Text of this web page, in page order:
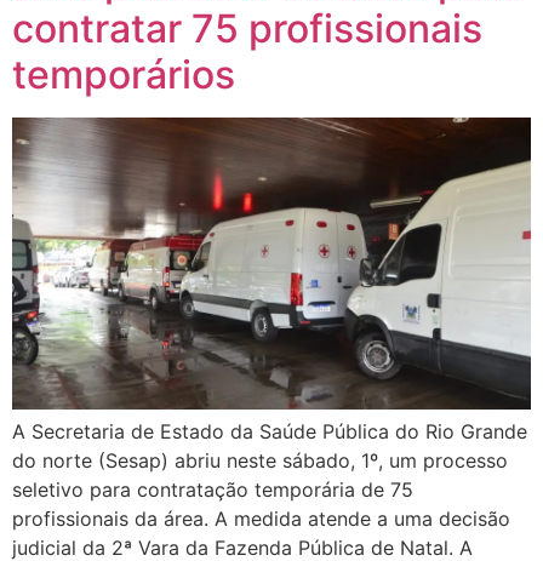
contratar 75 profissionais
temporários
A Secretaria de Estado da Saúde Pública do Rio Grande
do norte (Sesap) abriu neste sábado, 1º, um processo
seletivo para contratação temporária de 75
profissionais da área. A medida atende a uma decisão
judicial da 2ª Vara da Fazenda Pública de Natal. A